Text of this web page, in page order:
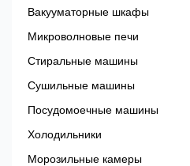
Вакууматорные шкафы
Микроволновые печи
Стиральные машины
Сушильные машины
Посудомоечные машины
Холодильники
Морозильные камеры